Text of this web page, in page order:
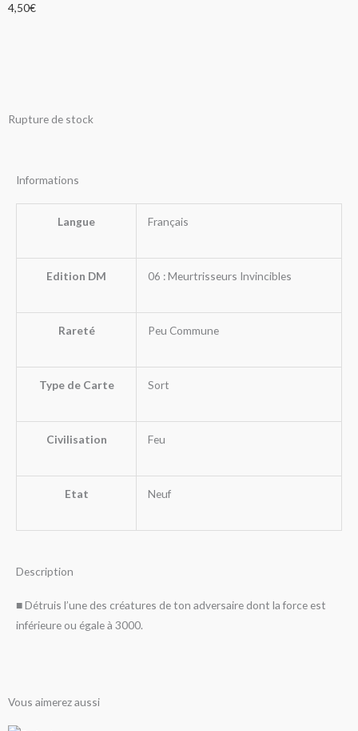
4,50€
Rupture de stock
Informations
Langue Français
Edition DM 06 : Meurtrisseurs Invincibles
Rareté Peu Commune
Type de Carte Sort
Civilisation Feu
Etat Neuf
Description
■ Détruis l’une des créatures de ton adversaire dont la force est
inférieure ou égale à 3000.
Vous aimerez aussi